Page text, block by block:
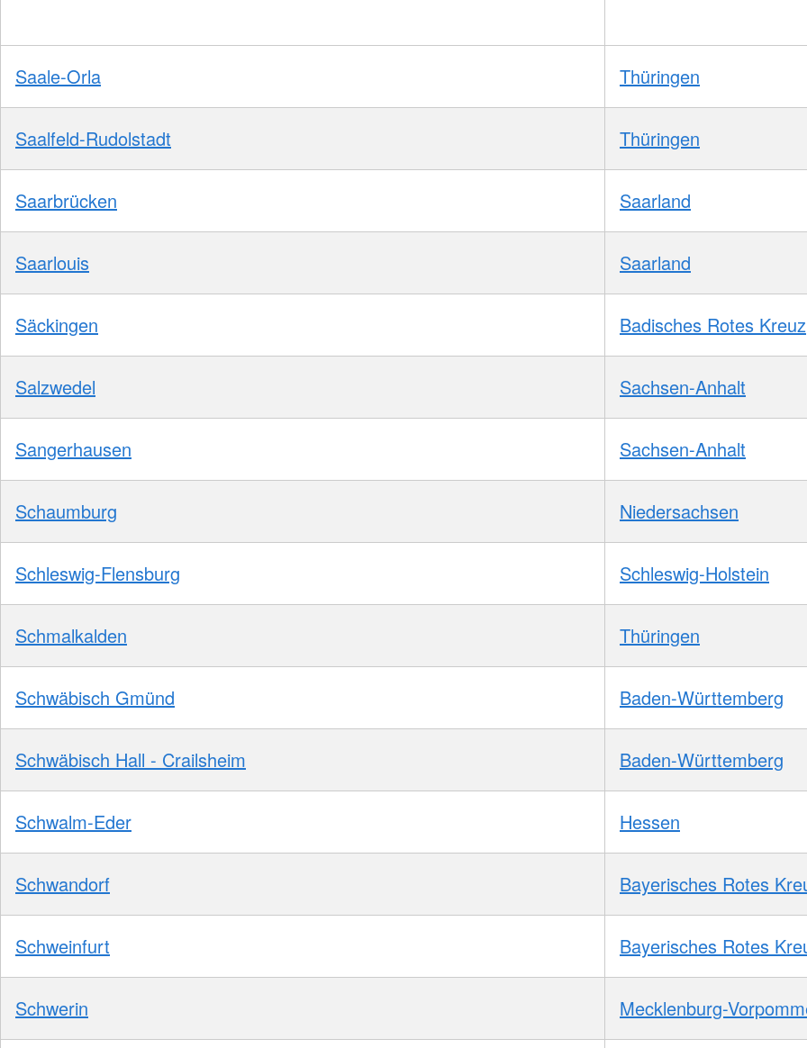
Saale-Orla Thüringen
Saalfeld-Rudolstadt Thüringen
Saarbrücken Saarland
Saarlouis Saarland
Säckingen Badisches Rotes Kreuz
Salzwedel Sachsen-Anhalt
Sangerhausen Sachsen-Anhalt
Schaumburg Niedersachsen
Schleswig-Flensburg Schleswig-Holstein
Schmalkalden Thüringen
Schwäbisch Gmünd Baden-Württemberg
Schwäbisch Hall - Crailsheim Baden-Württemberg
Schwalm-Eder Hessen
Schwandorf Bayerisches Rotes
Schweinfurt Bayerisches Rotes
Schwerin Mecklenburg-